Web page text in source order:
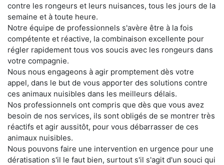
contre les rongeurs et leurs nuisances, tous les jours de la
semaine et à toute heure.
Notre équipe de professionnels s'avère être à la fois
compétente et réactive, la combinaison excellente pour
régler rapidement tous vos soucis avec les rongeurs dans
votre compagnie.
Nous nous engageons à agir promptement dès votre
appel, dans le but de vous apporter des solutions contre
ces animaux nuisibles dans les meilleurs délais.
Nos professionnels ont compris que dès que vous avez
besoin de nos services, ils sont obligés de se montrer très
réactifs et agir aussitôt, pour vous débarrasser de ces
animaux nuisibles.
Nous pouvons faire une intervention en urgence pour une
dératisation s'il le faut bien, surtout s'il s'agit d'un souci qui